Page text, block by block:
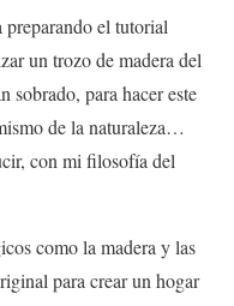
preparando el tutorial
un trozo demadera del
sobrado, para hacer este
de la naturaleza…
con mi filosofía del
como la madera y las
para crear un hogar